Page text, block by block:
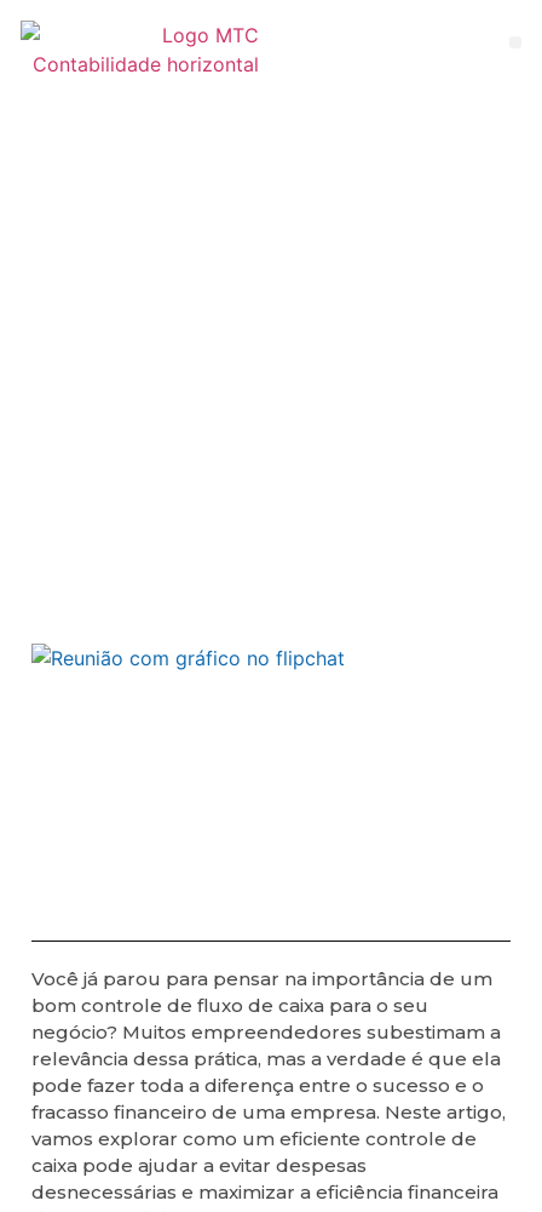
Você já parou para pensar na importância de um
bom controle de fluxo de caixa para o seu
negócio? Muitos empreendedores subestimam a
relevância dessa prática, mas a verdade é que ela
pode fazer toda a diferença entre o sucesso e o
fracasso financeiro de uma empresa. Neste artigo,
vamos explorar como um eficiente controle de
caixa pode ajudar a evitar despesas
desnecessárias e maximizar a eficiência financeira